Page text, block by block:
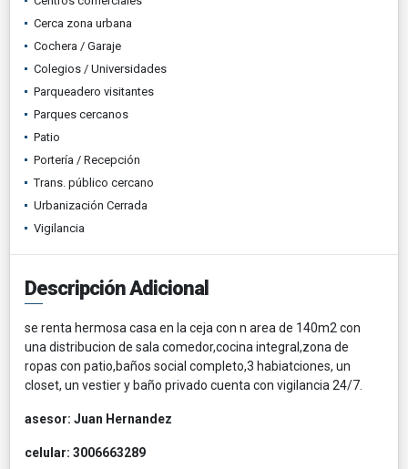
Cerca zona urbana
Cochera / Garaje
Colegios / Universidades
Parqueadero visitantes
Parques cercanos
Patio
Portería / Recepción
Trans. público cercano
Urbanización Cerrada
Vigilancia
Descripción Adicional
se renta hermosa casa en la ceja con n area de 140m2 con
una distribucion de sala comedor,cocina integral,zona de
ropas con patio,baños social completo,3 habiatciones, un
closet, un vestier y baño privado cuenta con vigilancia 24/7.
asesor: Juan Hernandez
celular: 3006663289